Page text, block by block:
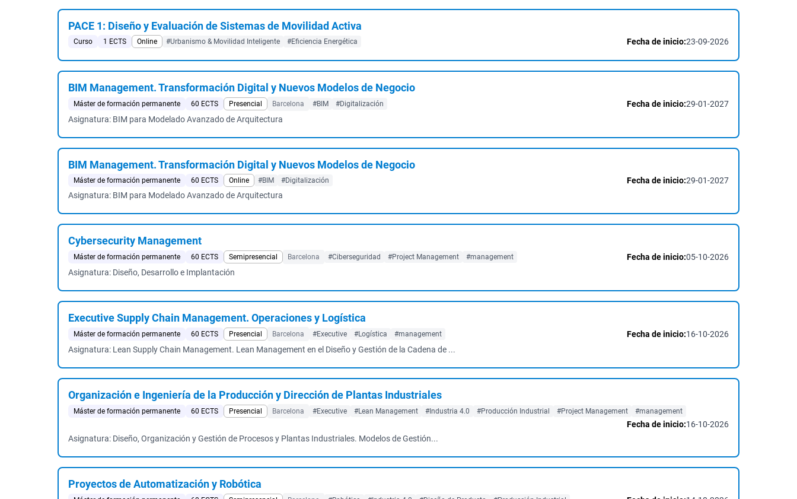
PACE 1: Diseño y Evaluación de Sistemas de Movilidad Activa
Curso 1 ECTS Online #Urbanismo & Movilidad Inteligente #Eficiencia Energética Fecha de inicio:23-09-2026
BIM Management. Transformación Digital y Nuevos Modelos de Negocio
Máster de formación permanente 60 ECTS Presencial Barcelona #BIM #Digitalización Fecha de inicio:29-01-2027
Asignatura: BIM para Modelado Avanzado de Arquitectura
BIM Management. Transformación Digital y Nuevos Modelos de Negocio
Máster de formación permanente 60 ECTS Online #BIM #Digitalización Fecha de inicio:29-01-2027
Asignatura: BIM para Modelado Avanzado de Arquitectura
Cybersecurity Management
Máster de formación permanente 60 ECTS Semipresencial Barcelona #Ciberseguridad #Project Management #management Fecha de inicio:05-10-2026
Asignatura: Diseño, Desarrollo e Implantación
Executive Supply Chain Management. Operaciones y Logística
Máster de formación permanente 60 ECTS Presencial Barcelona #Executive #Logística #management Fecha de inicio:16-10-2026
Asignatura: Lean Supply Chain Management. Lean Management en el Diseño y Gestión de la Cadena de ...
Organización e Ingeniería de la Producción y Dirección de Plantas Industriales
Máster de formación permanente 60 ECTS Presencial Barcelona #Executive #Lean Management #Industria 4.0 #Producción Industrial #Project Management #management
Fecha de inicio:16-10-2026
Asignatura: Diseño, Organización y Gestión de Procesos y Plantas Industriales. Modelos de Gestión...
Proyectos de Automatización y Robótica